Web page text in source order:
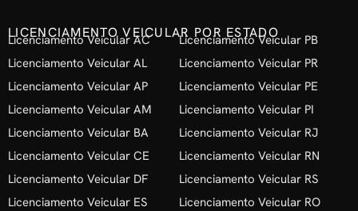
LICENCIAMENTO VEICULAR POR ESTADO
Licenciamento Veicular AC
Licenciamento Veicular AL
Licenciamento Veicular AP
Licenciamento Veicular AM
Licenciamento Veicular BA
Licenciamento Veicular CE
Licenciamento Veicular DF
Licenciamento Veicular ES
Licenciamento Veicular PB
Licenciamento Veicular PR
Licenciamento Veicular PE
Licenciamento Veicular PI
Licenciamento Veicular RJ
Licenciamento Veicular RN
Licenciamento Veicular RS
Licenciamento Veicular RO